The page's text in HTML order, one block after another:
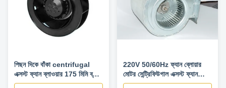
পিছন দিকে বাঁকা centrifugal
এক্সস্ট ফ্যান ব্লাওয়ার 175 মিমি ব্যাস
উচ্চ দক্ষতা
220V 50/60Hz ফ্যান ব্লোয়ার
মোটর সেন্ট্রিফিউগাল এক্সস্ট ফ্যান
1100 RPM CE অনুমোদন